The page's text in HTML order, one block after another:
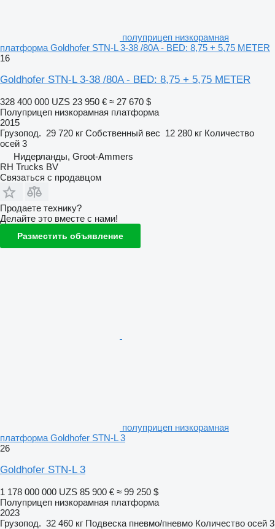
полуприцеп низкорамная
платформа Goldhofer STN-L 3-38 /80A - BED: 8,75 + 5,75 METER
16
Goldhofer STN-L 3-38 /80A - BED: 8,75 + 5,75 METER
328 400 000 UZS 23 950 € ≈ 27 670 $
Полуприцеп низкорамная платформа
2015
Грузопод. 29 720 кг Собственный вес 12 280 кг Количество
осей 3
Нидерланды, Groot-Ammers
RH Trucks BV
Связаться с продавцом
Продаете технику?
Делайте это вместе с нами!
Разместить объявление
полуприцеп низкорамная
платформа Goldhofer STN-L 3
26
Goldhofer STN-L 3
1 178 000 000 UZS 85 900 € ≈ 99 250 $
Полуприцеп низкорамная платформа
2023
Грузопод. 32 460 кг Подвеска пневмо/пневмо Количество осей 3